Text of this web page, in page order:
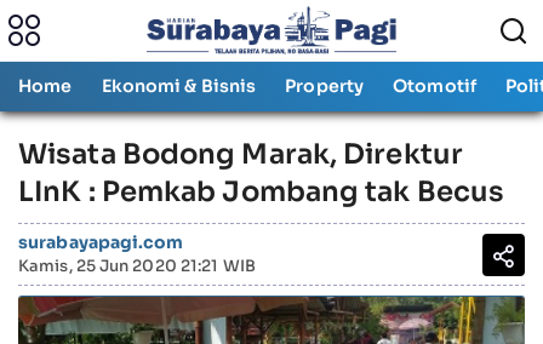
Home Ekonomi & Bisnis Property Otomotif
Wisata Bodong Marak, Direktur
LInK : Pemkab Jombang tak Becus
surabayapagi.com
Kamis, 25 Jun 2020 21:21 WIB